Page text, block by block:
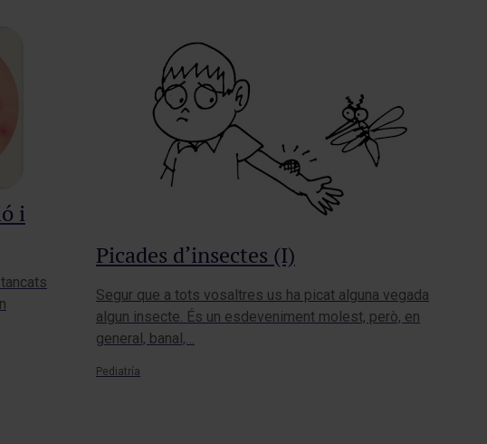
i
Picades d’insectes (I)
Segur que a tots vosaltres us ha picat alguna vegada
algun insecte. És un esdeveniment molest, però, en
general, banal,…
Pediatría